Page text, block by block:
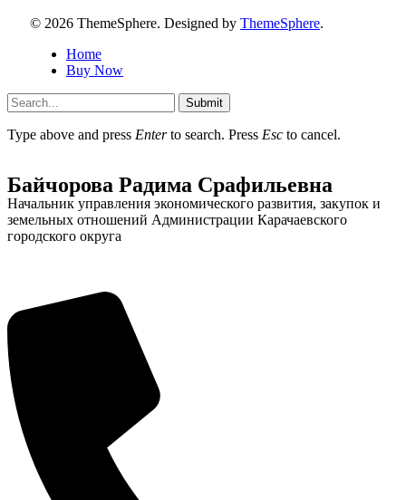
© 2026 ThemeSphere. Designed by ThemeSphere.
Home
Buy Now
Submit
Type above and press Enterto search. Press Esc to cancel.
Байчорова Радима Срафильевна
Начальник управления экономического развития, закупок и
земельных отношений Администрации Карачаевского
городского округа